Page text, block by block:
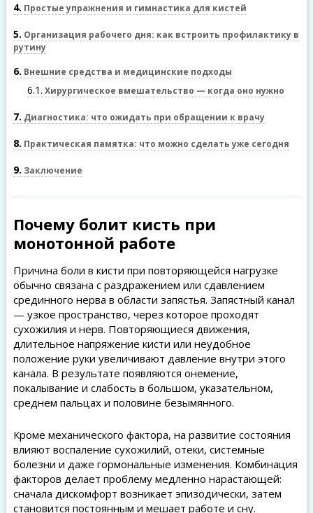
4 Простые упражнения и гимнастика для кистей
5 Организация рабочего дня: как встроить профилактику в
рутину
6 Внешние средства и медицинские подходы
6.1 Хирургическое вмешательство — когда оно нужно
7 Диагностика: что ожидать при обращении к врачу
8 Практическая памятка: что можно сделать уже сегодня
9 Заключение
Почему болит кисть при
монотонной работе
Причина боли в кисти при повторяющейся нагрузке
обычно связана с раздражением или сдавлением
срединного нерва в области запястья. Запястный канал
— узкое пространство, через которое проходят
сухожилия и нерв. Повторяющиеся движения,
длительное напряжение кисти или неудобное
положение руки увеличивают давление внутри этого
канала. В результате появляются онемение,
покалывание и слабость в большом, указательном,
среднем пальцах и половине безымянного.
Кроме механического фактора, на развитие состояния
влияют воспаление сухожилий, отеки, системные
болезни и даже гормональные изменения. Комбинация
факторов делает проблему медленно нарастающей:
сначала дискомфорт возникает эпизодически, затем
становится постоянным и мешает работе и сну.